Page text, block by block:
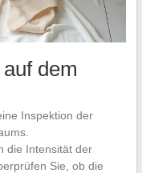
dem
Inspektion der
die Intensität der
Sie, ob die